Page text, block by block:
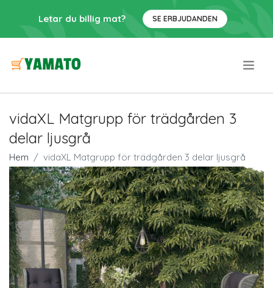
Letar du billig mat? SE ERBJUDANDEN
vidaXL Matgrupp för trädgården 3
delar ljusgrå
Hem vidaXL Matgrupp för trädgården 3 delar ljusgrå